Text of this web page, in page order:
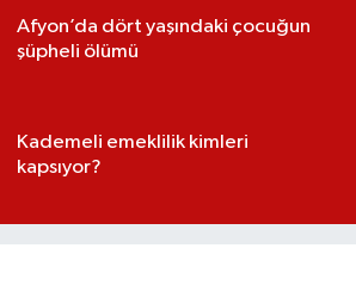
Afyon’da dört yaşındaki çocuğun
şüpheli ölümü
Kademeli emeklilik kimleri
kapsıyor?